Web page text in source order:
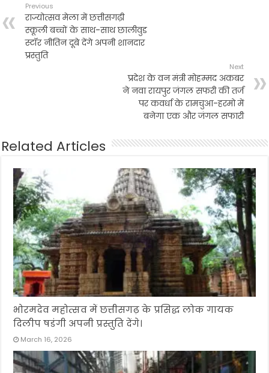
Previous
राज्योत्सव मेला में छत्तीसगढ़ी
स्कूली बच्चों के साथ-साथ छालीवुड
स्टॉर नीतिन दूबे देंगे अपनी शानदार
प्रस्तुति
Next
प्रदेश के वन मंत्री मोहम्मद अकबर
ने नवा रायपुर जंगल सफरी की तर्ज
पर कवर्धा के रामचुआ-हरमो में
बनेगा एक और जंगल सफारी
Related Articles
भोरमदेव महोत्सव में छत्तीसगढ़ के प्रसिद्ध लोक गायक
दिलीप षडंगी अपनी प्रस्तुति देंगे।
March 16, 2026